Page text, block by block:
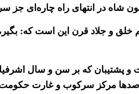
در انتهای راه چاره‌ای جز
و جلاد قرن این است که:
پشتیبان که بر سن و سال
که فقط دیروز بیش از تمام قیام دیماه